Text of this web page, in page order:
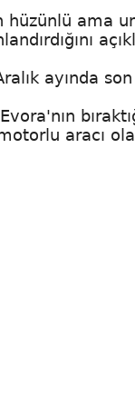
hüzünlü ama
ayında
aracı